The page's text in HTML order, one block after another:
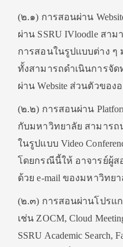
(๒.๑) การสอนผ่าน
ผ่าน SSRU IVloodle สา
การสอนในรูปแบบต่าง ๆ
ทั้งสามารถดําเนินการจั
ผ่าน Website ส่วนตัวของ
(๒.๒) การสอนผ่าน
กับมหาวิทยาลัย สามารถ
ในรูปแบบ Video
โดยกรณีนี้ให้ อาจารย์ผู้
ด้วย e-mail ของมหาวิทยา
(๒.๓) การสอนผ่านโปรแ
เช่น ZOCM, Cloud
SSRU Academic Search,